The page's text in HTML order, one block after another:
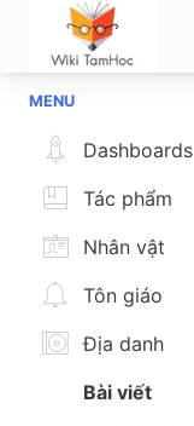
MENU
Dashboards
Tác phẩm
Nhân vật
Tôn giáo
Địa danh
Bài viết